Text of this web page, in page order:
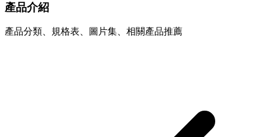
產品介紹
產品分類、規格表、圖片集、相關產品推薦